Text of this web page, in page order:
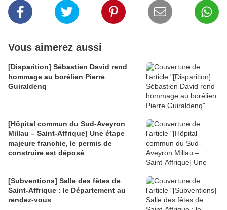
Vous aimerez aussi
[Disparition] Sébastien David rend
hommage au borélien Pierre
Guiraldenq
[Hôpital commun du Sud-Aveyron
Millau – Saint-Affrique] Une étape
majeure franchie, le permis de
construire est déposé
[Subventions] Salle des fêtes de
Saint-Affrique : le Département au
rendez-vous